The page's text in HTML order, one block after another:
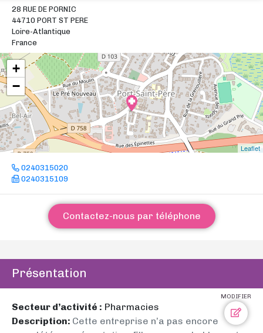
28 RUE DE PORNIC
44710 PORT ST PERE
Loire-Atlantique
France
+
−
Leaflet
0240315020
0240315109
Contactez-nous par téléphone
Présentation
MODIFIER
Secteur d’activité : Pharmacies
Description: Cette entreprise n’a pas encore